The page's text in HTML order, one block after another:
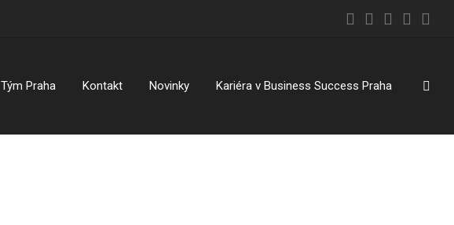
Tým Praha Kontakt Novinky Kariéra v Business Success Praha